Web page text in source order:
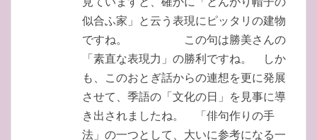
似合ふ家」と云う表現にピッタリの建物
ですね。 この句は勝美さんの
「素直な表現力」の勝利ですね。 しか
も、このおとぎ話からの連想を更に発展
させて、季語の「文化の日」を見事に導
き出されましたね。 「俳句作りの手
法」の一つとして、大いに参考になる一